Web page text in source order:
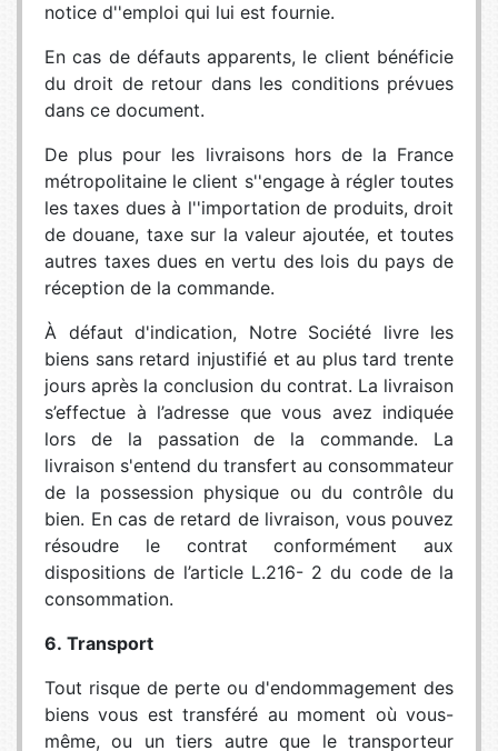
notice d''emploi qui lui est fournie.
En cas de défauts apparents, le client bénéficie
du droit de retour dans les conditions prévues
dans ce document.
De plus pour les livraisons hors de la France
métropolitaine le client s''engage à régler toutes
les taxes dues à l''importation de produits, droit
de douane, taxe sur la valeur ajoutée, et toutes
autres taxes dues en vertu des lois du pays de
réception de la commande.
À défaut d'indication, Notre Société livre les
biens sans retard injustifié et au plus tard trente
jours après la conclusion du contrat. La livraison
s’effectue à l’adresse que vous avez indiquée
lors de la passation de la commande. La
livraison s'entend du transfert au consommateur
de la possession physique ou du contrôle du
bien. En cas de retard de livraison, vous pouvez
résoudre le contrat conformément aux
dispositions de l’article L.216- 2 du code de la
consommation.
6. Transport
Tout risque de perte ou d'endommagement des
biens vous est transféré au moment où vous-
même, ou un tiers autre que le transporteur